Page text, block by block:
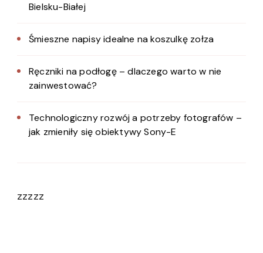
Bielsku-Białej
Śmieszne napisy idealne na koszulkę zołza
Ręczniki na podłogę – dlaczego warto w nie
zainwestować?
Technologiczny rozwój a potrzeby fotografów –
jak zmieniły się obiektywy Sony-E
zzzzz